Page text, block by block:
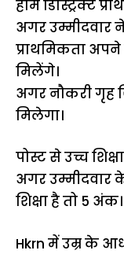
होम डिस्ट्रिक्ट
अगर उम्मीदवार
प्राथमिकता
मिलेंगे।
अगर नौकरी गृह
मिलेगा।
पोस्ट से उच्च
अगर उम्मीदवार
शिक्षा है तो 5 अंक।
Hkrn में उम्र के